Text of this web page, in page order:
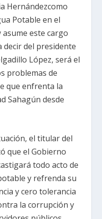
Hernándezcomo
Potable en el
este cargo
decir del presidente
López, será el
problemas de
que enfrenta la
Sahagún desde
el titular del
que el Gobierno
todo acto de
y refrenda su
y cero tolerancia
la corrupción y